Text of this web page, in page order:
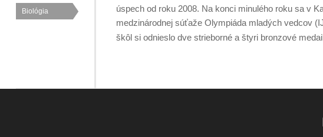
Biológia
úspech od roku 2008. Na konci minulého roku sa v
medzinárodnej súťaže Olympiáda mladých vedcov
škôl si odnieslo dve strieborné a štyri bronzové